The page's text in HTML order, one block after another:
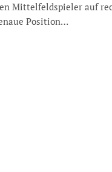
Mittelfeldspieler auf
Position…